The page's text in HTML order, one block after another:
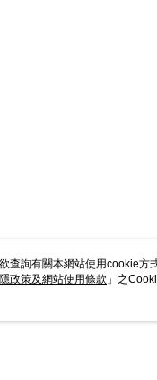
查詢有關本網站使用cookie
政策及網站使用條款 」之